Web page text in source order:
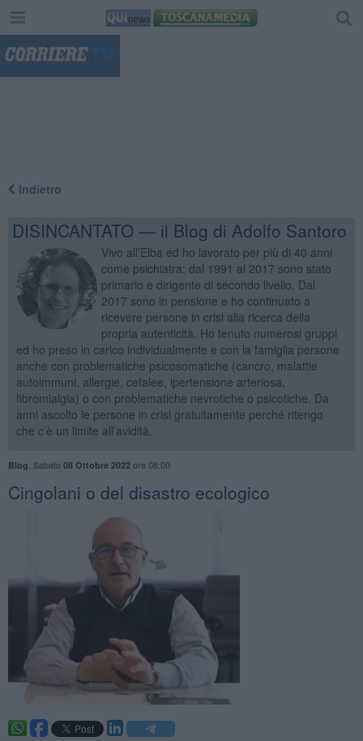
Indietro
DISINCANTATO — il Blog di Adolfo Santoro
Vivo all’Elba ed ho lavorato per più di 40 anni
come psichiatra; dal 1991 al 2017 sono stato
primario e dirigente di secondo livello. Dal
2017 sono in pensione e ho continuato a
ricevere persone in crisi alla ricerca della
propria autenticità. Ho tenuto numerosi gruppi
ed ho preso in carico individualmente e con la famiglia persone
anche con problematiche psicosomatiche (cancro, malattie
autoimmuni, allergie, cefalee, ipertensione arteriosa,
fibromialgia) o con problematiche nevrotiche o psicotiche. Da
anni ascolto le persone in crisi gratuitamente perché ritengo
che c’è un limite all’avidità.
Blog Sabato 08 Ottobre 2022ore 08:00
Cingolani o del disastro ecologico